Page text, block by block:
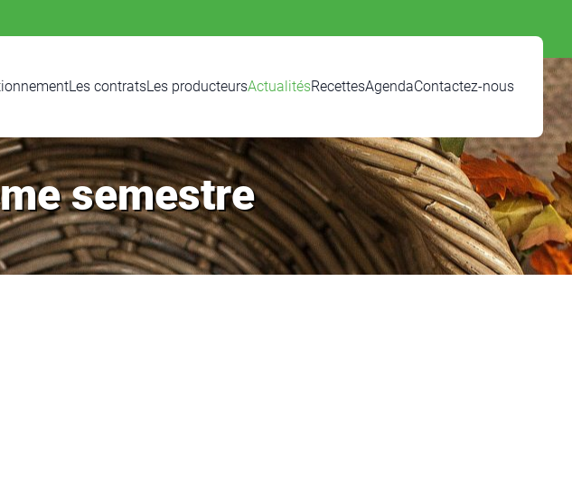
Les contratsLes producteursActualitésRecettesAgendaContactez-nous
semestre